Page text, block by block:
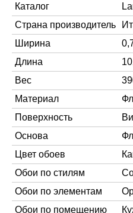
Каталог
Страна производитель
Ширина
Длина
Вес
Материал
Поверхность
Основа
Цвет обоев
Обои по стилям
Обои по элементам
Обои по помещению